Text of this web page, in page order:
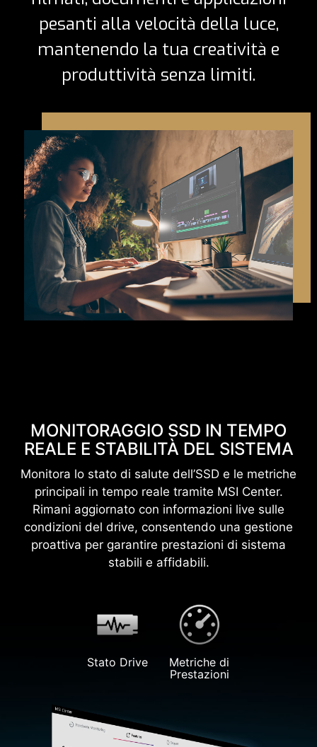
pesanti alla velocità della luce,
mantenendo la tua creatività e
produttività senza limiti.
MONITORAGGIO SSD IN TEMPO
REALE E STABILITÀ DEL SISTEMA
Monitora lo stato di salute dell’SSD e le metriche
principali in tempo reale tramite MSI Center.
Rimani aggiornato con informazioni live sulle
condizioni del drive, consentendo una gestione
proattiva per garantire prestazioni di sistema
stabili e affidabili.
Stato Drive
Metriche di
Prestazioni